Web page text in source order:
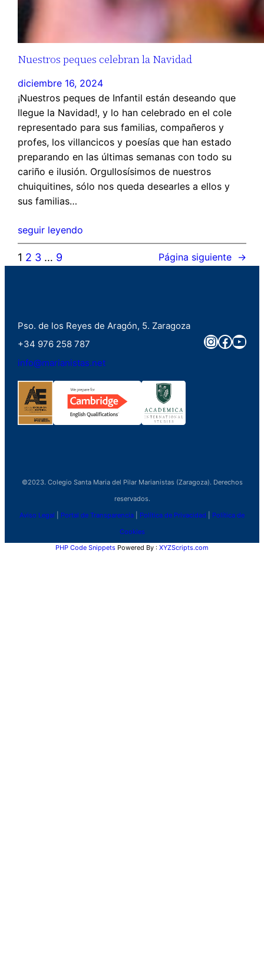
Nuestros peques celebran la Navidad
diciembre 16, 2024
¡Nuestros peques de Infantil están deseando que
llegue la Navidad!, y lo han celebrado en el cole
representado para sus familias, compañeros y
profes, los villancicos y poesías que han estado
preparando en las últimas semanas con todo su
cariño e ilusión. Orgullosísimos de nuestros
chuiquitines, sólo nos queda desearles a ellos y
sus familias…
seguir leyendo
1 2 3 … 9 Página siguiente →
Pso. de los Reyes de Aragón, 5. Zaragoza
+34 976 258 787
info@marianistas.net
©2023. Colegio Santa Maria del Pilar Marianistas (Zaragoza). Derechos
reservados.
Aviso Legal Portal de Transparencia Política de Privacidad Política de
Cookies
PHP Code Snippets Powered By : XYZScripts.com